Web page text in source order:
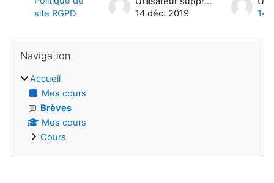
site RGPD
14 déc. 2019
14
Blocs
Navigation
Accueil
Mes cours
Brèves
Mes cours
Cours